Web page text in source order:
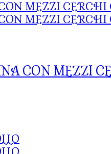
CON MEZZI